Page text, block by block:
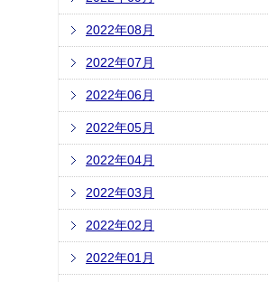
2022年08月
2022年07月
2022年06月
2022年05月
2022年04月
2022年03月
2022年02月
2022年01月